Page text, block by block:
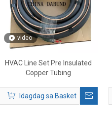
video
HVAC Line Set Pre Insulated
Copper Tubing
Idagdag sa Basket